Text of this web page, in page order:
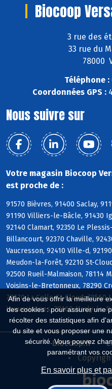
Afin de vous offrir la meilleure
des cookies : pour assurer une
récolter des statistiques afin
du site et vous proposer une
sécurité. Vous pouvez
paramétrant vos
En savoir plus et
Biocoop
3 rue des
33 rue du
78000
Téléphone :
Coordonnées GPS :
Nous suivre sur
Votre magasin Biocoop
est proche de :
91570 Bièvres, 91400 Saclay,
91190 Villiers-le-Bâcle, 91430
92140 Clamart, 92350 Le
Billancourt, 92370 Chaville,
Vaucresson, 92410 Ville-d,
Meudon-la-Forêt, 92210 St-
92500 Rueil-Malmaison, 78114
Voisins-le-Bretonneux, 78290
78170 La Celle-St-Cloud, 78560
Louveciennes, 78160 Marly-le-
Biocoop.fr